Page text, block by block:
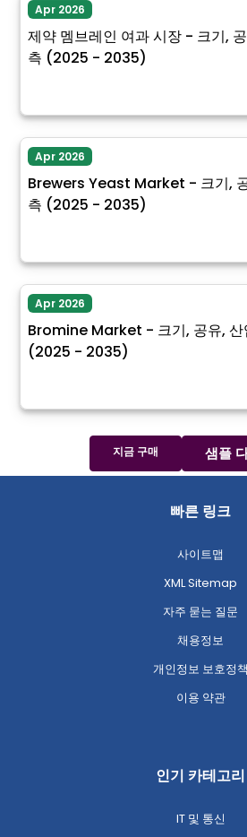
Apr 2026
제약 멤브레인 여과 시장 - 크기,
측 (2025 - 2035)
Apr 2026
Brewers Yeast Market - 크기,
측 (2025 - 2035)
Apr 2026
Bromine Market - 크기, 공유, 산
(2025 - 2035)
지금 구매 샘플
빠른 링크
사이트맵
XML Sitemap
자주 묻는 질문
채용정보
개인정보 보호정책
이용 약관
인기 카테고리
IT 및 통신